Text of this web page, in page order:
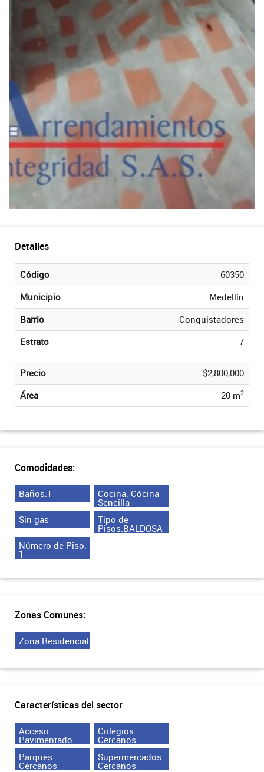
Detalles
Código
60350
Municipio
Medellín
Barrio
Conquistadores
Estrato
7
Precio
$2,800,000
Área
20 m2
Comodidades:
Baños:1 Cocina: Cócina
Sencilla
Sin gas
Tipo de
Pisos:BALDOSA
Número de Piso:
1
Zonas Comunes:
Zona Residencial
Características del sector
Acceso
Pavimentado
Colegios
Cercanos
Parques
Cercanos
Supermercados
Cercanos